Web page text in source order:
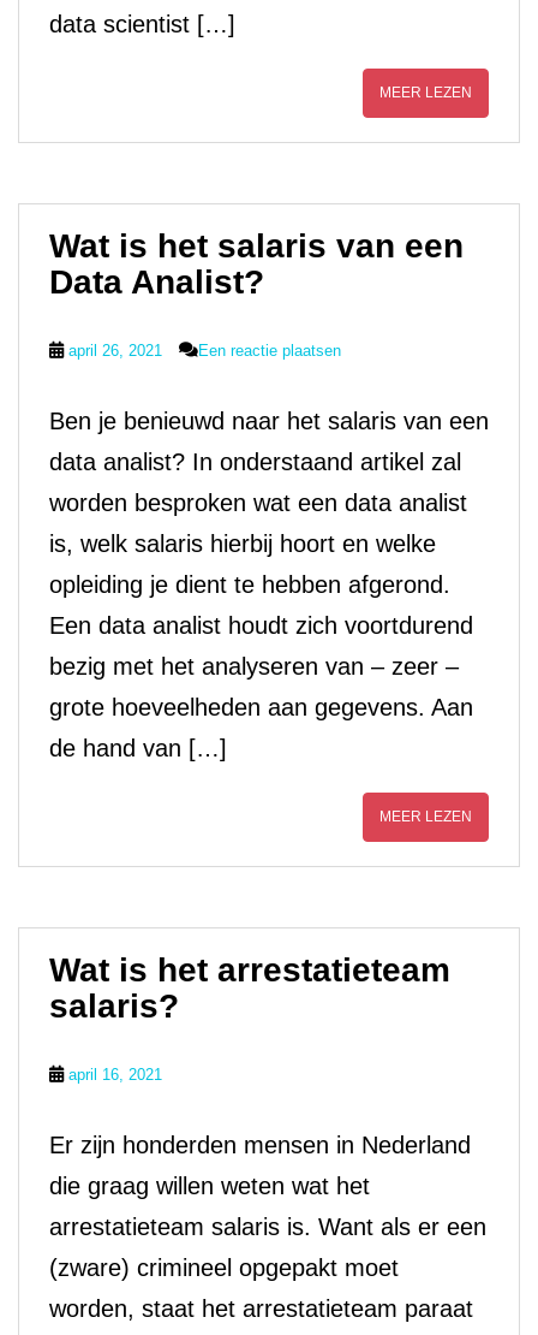
data scientist […]
MEER LEZEN
Wat is het salaris van een
Data Analist?
april 26, 2021 Een reactie plaatsen
Ben je benieuwd naar het salaris van een
data analist? In onderstaand artikel zal
worden besproken wat een data analist
is, welk salaris hierbij hoort en welke
opleiding je dient te hebben afgerond.
Een data analist houdt zich voortdurend
bezig met het analyseren van – zeer –
grote hoeveelheden aan gegevens. Aan
de hand van […]
MEER LEZEN
Wat is het arrestatieteam
salaris?
april 16, 2021
Er zijn honderden mensen in Nederland
die graag willen weten wat het
arrestatieteam salaris is. Want als er een
(zware) crimineel opgepakt moet
worden, staat het arrestatieteam paraat